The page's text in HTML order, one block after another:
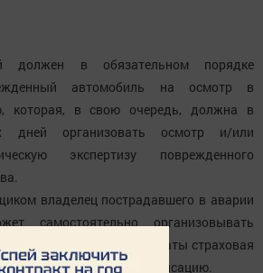
должен в обязательном порядке
автомобиль на осмотр в
которая, в свою очередь, должна в
дней организовать осмотр и/или
экспертизу поврежденного
владелец пострадавшего в аварии
самостоятельно организовывать
экспертизу, ее результаты страховая
не выплатить компенсацию.